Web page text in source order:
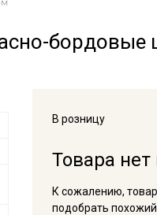
бордовые
В розницу
Товара
К сожалению,
подобрать